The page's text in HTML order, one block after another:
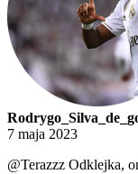
7 maja 2023
@Terazzz Odklejka,